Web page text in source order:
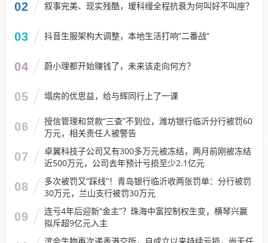
02 叙事完美、现实残酷，瑷科缦全程抗衰为何叫好不叫座？
03 抖音生服架构大调整，本地生活打响“二番战”
04 蔚小理都开始赚钱了，未来该走向何方？
05 塌房的优思益，给与辉同行上了一课
06
授信管理和贷款“三查”不到位，潍坊银行临沂分行被罚60
万元，相关责任人被警告
07
卓翼科技子公司又有300多万元被冻结，两月前刚被冻结
近500万元，公司去年预计亏损至少2.1亿元
08
多次被罚又“踩线”！青岛银行临沂收两张罚单：分行被罚
30万元，兰山支行被罚30万元
09
连亏4年后迎新“金主”？珠海中富控制权生变，横琴兴赢
拟斥超9亿元入主